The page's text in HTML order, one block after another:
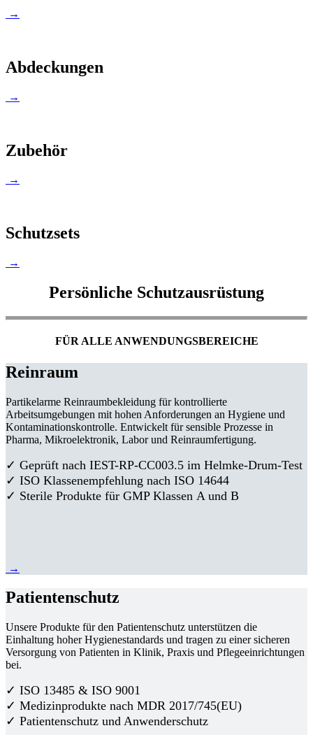
→
Abdeckungen
→
Zubehör
→
Schutzsets
→
Persönliche Schutzausrüstung
FÜR ALLE ANWENDUNGSBEREICHE
Reinraum
Partikelarme Reinraumbekleidung für kontrollierte
Arbeitsumgebungen mit hohen Anforderungen an Hygiene und
Kontaminationskontrolle. Entwickelt für sensible Prozesse in
Pharma, Mikroelektronik, Labor und Reinraumfertigung.
✓ Geprüft nach IEST-RP-CC003.5 im Helmke-Drum-Test
✓ ISO Klassenempfehlung nach ISO 14644
✓ Sterile Produkte für GMP Klassen A und B
→
Patientenschutz
Unsere Produkte für den Patientenschutz unterstützen die
Einhaltung hoher Hygienestandards und tragen zu einer sicheren
Versorgung von Patienten in Klinik, Praxis und Pflegeeinrichtungen
bei.
✓ ISO 13485 & ISO 9001
✓ Medizinprodukte nach MDR 2017/745(EU)
✓ Patientenschutz und Anwenderschutz